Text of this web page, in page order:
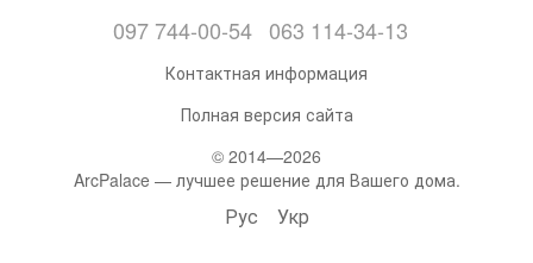
097 744-00-54 063 114-34-13
Контактная информация
Полная версия сайта
© 2014—2026
ArcPalace — лучшее решение для Вашего дома.
Рус Укр